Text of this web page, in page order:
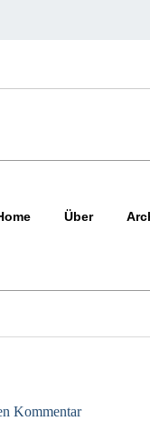
Über
Kommentar